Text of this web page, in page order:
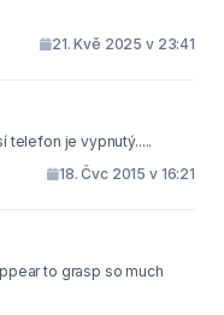
21. Kvě 2025 v 23:41
telefon je vypnutý.....
18. Čvc 2015 v 16:21
to grasp so much